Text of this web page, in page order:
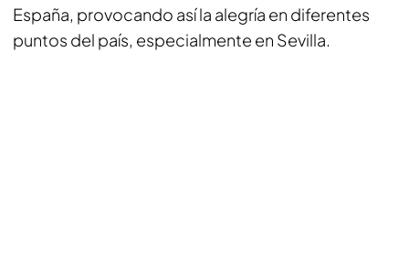
España, provocando así la alegría en diferentes
puntos del país, especialmente en Sevilla.